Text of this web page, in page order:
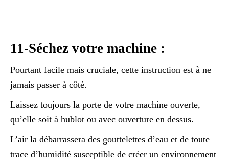
11-Séchez votre machine :
Pourtant facile mais cruciale, cette instruction est à ne
jamais passer à côté.
Laissez toujours la porte de votre machine ouverte,
qu’elle soit à hublot ou avec ouverture en dessus.
L’air la débarrassera des gouttelettes d’eau et de toute
trace d’humidité susceptible de créer un environnement